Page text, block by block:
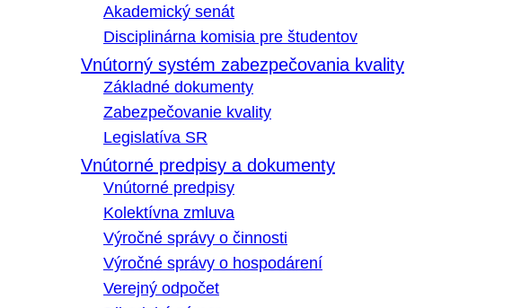
Akademický senát
Disciplinárna komisia pre študentov
Vnútorný systém zabezpečovania kvality
Základné dokumenty
Zabezpečovanie kvality
Legislatíva SR
Vnútorné predpisy a dokumenty
Vnútorné predpisy
Kolektívna zmluva
Výročné správy o činnosti
Výročné správy o hospodárení
Verejný odpočet